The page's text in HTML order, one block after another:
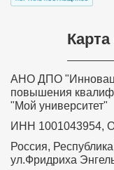
Карта
АНО ДПО
повышения
"Мой университет"
ИНН 1001043954,
Россия,
ул.Фридриха